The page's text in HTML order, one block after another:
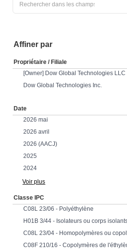
Affiner par
Propriétaire / Filiale
[Owner] Dow Global Technologies LLC
Dow Global Technologies Inc.
Date
2026 mai
2026 avril
2026 (AACJ)
2025
2024
Voir plus
Classe IPC
C08L 23/06 - Polyéthylène